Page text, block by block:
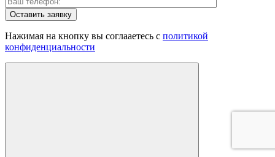
Оставить заявку
Нажимая на кнопку вы соглааетесь с политикой
конфиденциальности